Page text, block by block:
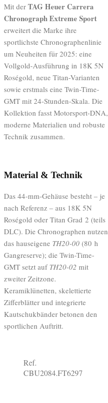
Mit der TAG Heuer Carrera
Chronograph Extreme Sport
erweitert die Marke ihre
sportlichste Chronographenlinie
um Neuheiten für 2025: eine
Vollgold-Ausführung in 18K 5N
Roségold, neue Titan-Varianten
sowie erstmals eine Twin-Time-
GMT mit 24-Stunden-Skala. Die
Kollektion fasst Motorsport-DNA,
moderne Materialien und robuste
Technik zusammen.
Material & Technik
Das 44-mm-Gehäuse besteht – je
nach Referenz – aus 18K 5N
Roségold oder Titan Grad 2 (teils
DLC). Die Chronographen nutzen
das hauseigene TH20-00 (80 h
Gangreserve); die Twin-Time-
GMT setzt auf TH20-02 mit
zweiter Zeitzone.
Keramiklünetten, skelettierte
Zifferblätter und integrierte
Kautschukbänder betonen den
sportlichen Auftritt.
Ref.
CBU2084.FT6297